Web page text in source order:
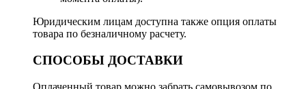
Юридическим лицам доступна также опция оплаты
товара по безналичному расчету.
СПОСОБЫ ДОСТАВКИ
Оплаченный товар можно забрать самовывозом по